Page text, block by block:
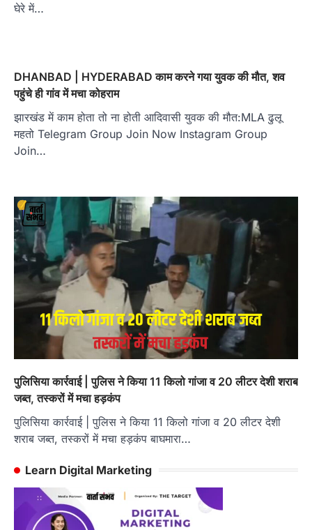
घेरे में…
DHANBAD | HYDERABAD काम करने गया युवक की मौत, शव
पहुंचे ही गांव में मचा कोहराम
झारखंड में काम होता तो ना होती आदिवासी युवक की मौत:MLA ढुलू
महतो Telegram Group Join Now Instagram Group
Join…
पुलिसिया कार्रवाई | पुलिस ने किया 11 किलो गांजा व 20 लीटर देशी शराब
जब्त, तस्करों में मचा हड़कंप
पुलिसिया कार्रवाई | पुलिस ने किया 11 किलो गांजा व 20 लीटर देशी
शराब जब्त, तस्करों में मचा हड़कंप बाघमारा…
Learn Digital Marketing